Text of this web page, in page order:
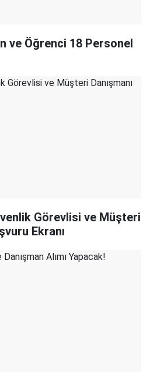
ve Öğrenci 18 Personel
Görevlisi ve Müşteri
Ekranı